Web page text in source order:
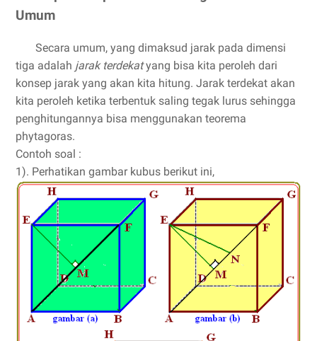
Umum
Secara umum, yang dimaksud jarak pada dimensi
tiga adalah jarak terdekatyang bisa kita peroleh dari
konsep jarak yang akan kita hitung. Jarak terdekat akan
kita peroleh ketika terbentuk saling tegak lurus sehingga
penghitungannya bisa menggunakan teorema
phytagoras.
Contoh soal :
1). Perhatikan gambar kubus berikut ini,